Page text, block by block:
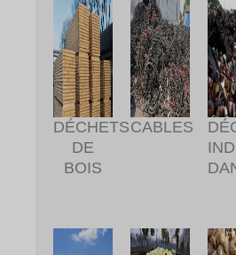
DÉCHETS
DE
BOIS
CABLES